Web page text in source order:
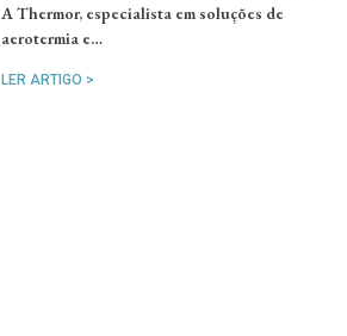
A Thermor, especialista em soluções de
aerotermia e…
LER ARTIGO >